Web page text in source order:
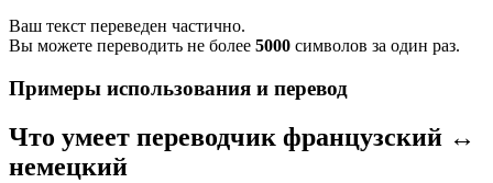
Ваш текст переведен частично.
Вы можете переводить не более 5000 символов за один раз.
Примеры использования и перевод
Что умеет переводчик французский ↔
немецкий